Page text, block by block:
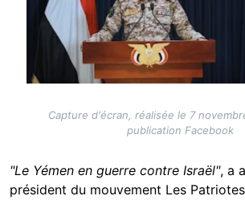
Capture d'écran, réalisée le 7
publication Facebook
"Le Yémen en guerre contre Israël", a
président du mouvement Les